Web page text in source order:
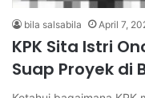
bila salsabila April 7,
KPK Sita Istri
Suap Proyek di